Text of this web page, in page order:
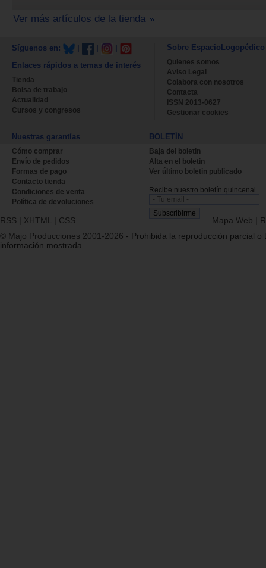
Ver más artículos de la tienda
Síguenos en:
Enlaces rápidos a temas de interés
Tienda
Bolsa de trabajo
Actualidad
Cursos y congresos
Sobre EspacioLogopédico
Quienes somos
Aviso Legal
Colabora con nosotros
Contacta
ISSN 2013-0627
Gestionar cookies
Nuestras garantías
Cómo comprar
Envío de pedidos
Formas de pago
Contacto tienda
Condiciones de venta
Política de devoluciones
BOLETÍN
Baja del boletin
Alta en el boletin
Ver último boletin publicado
Recibe nuestro boletín quincenal.
RSS | XHTML | CSS Mapa Web |
© Majo Producciones 2001-2026 - Prohibida la reproducción parcial o
información mostrada